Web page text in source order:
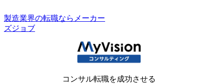
製造業界の転職ならメーカー
ズジョブ
コンサル転職を成功させる